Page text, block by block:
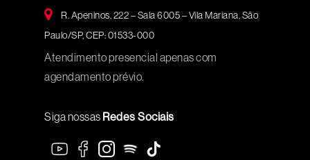
R. Apeninos, 222 – Sala 6005 – Vila Mariana, São
Paulo/SP, CEP: 01533-000
Atendimento presencial apenas com
agendamento prévio.
Siga nossas Redes Sociais